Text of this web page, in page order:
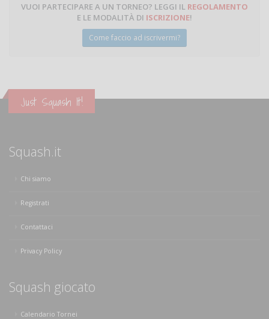
VUOI PARTECIPARE A UN TORNEO? LEGGI IL REGOLAMENTO
E LE MODALITÀ DI ISCRIZIONE!
Come faccio ad iscrivermi?
Just Squash It!
Squash.it
Chi siamo
Registrati
Contattaci
Privacy Policy
Squash giocato
Calendario Tornei